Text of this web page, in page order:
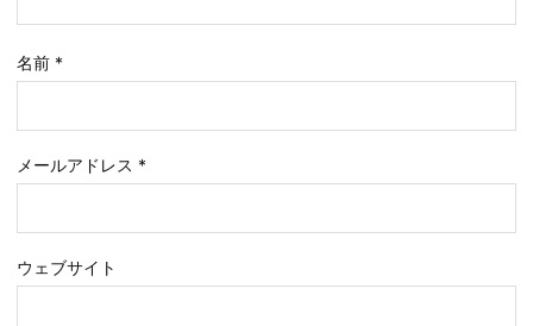
名前 *
メールアドレス *
ウェブサイト